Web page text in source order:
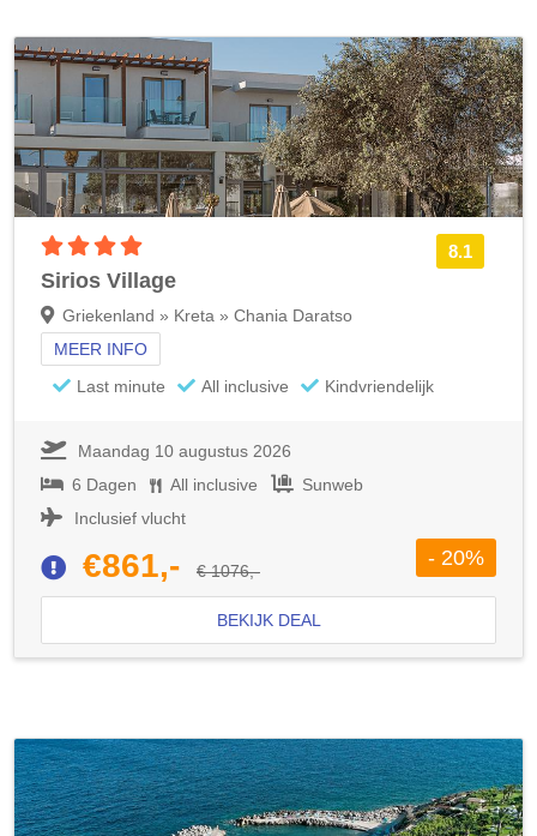
8.1
Sirios Village
Griekenland » Kreta » Chania Daratso
MEER INFO
Last minute
All inclusive Kindvriendelijk
Maandag 10 augustus 2026
6 Dagen
All inclusive
Sunweb
Inclusief vlucht
€861,- € 1076,-
- 20%
BEKIJK DEAL